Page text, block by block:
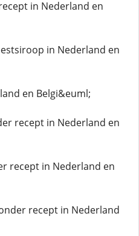
in Nederland en
in Nederland en
en Belgi&euml;
recept in Nederland en
recept in Nederland en
recept in Nederland